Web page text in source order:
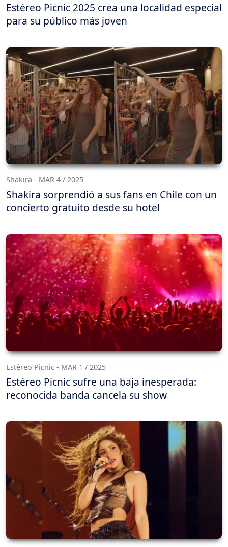
Estéreo Picnic 2025 crea una localidad especial
para su público más joven
Shakira - MAR 4 / 2025
Shakira sorprendió a sus fans en Chile con un
concierto gratuito desde su hotel
Estéreo Picnic - MAR 1 / 2025
Estéreo Picnic sufre una baja inesperada:
reconocida banda cancela su show